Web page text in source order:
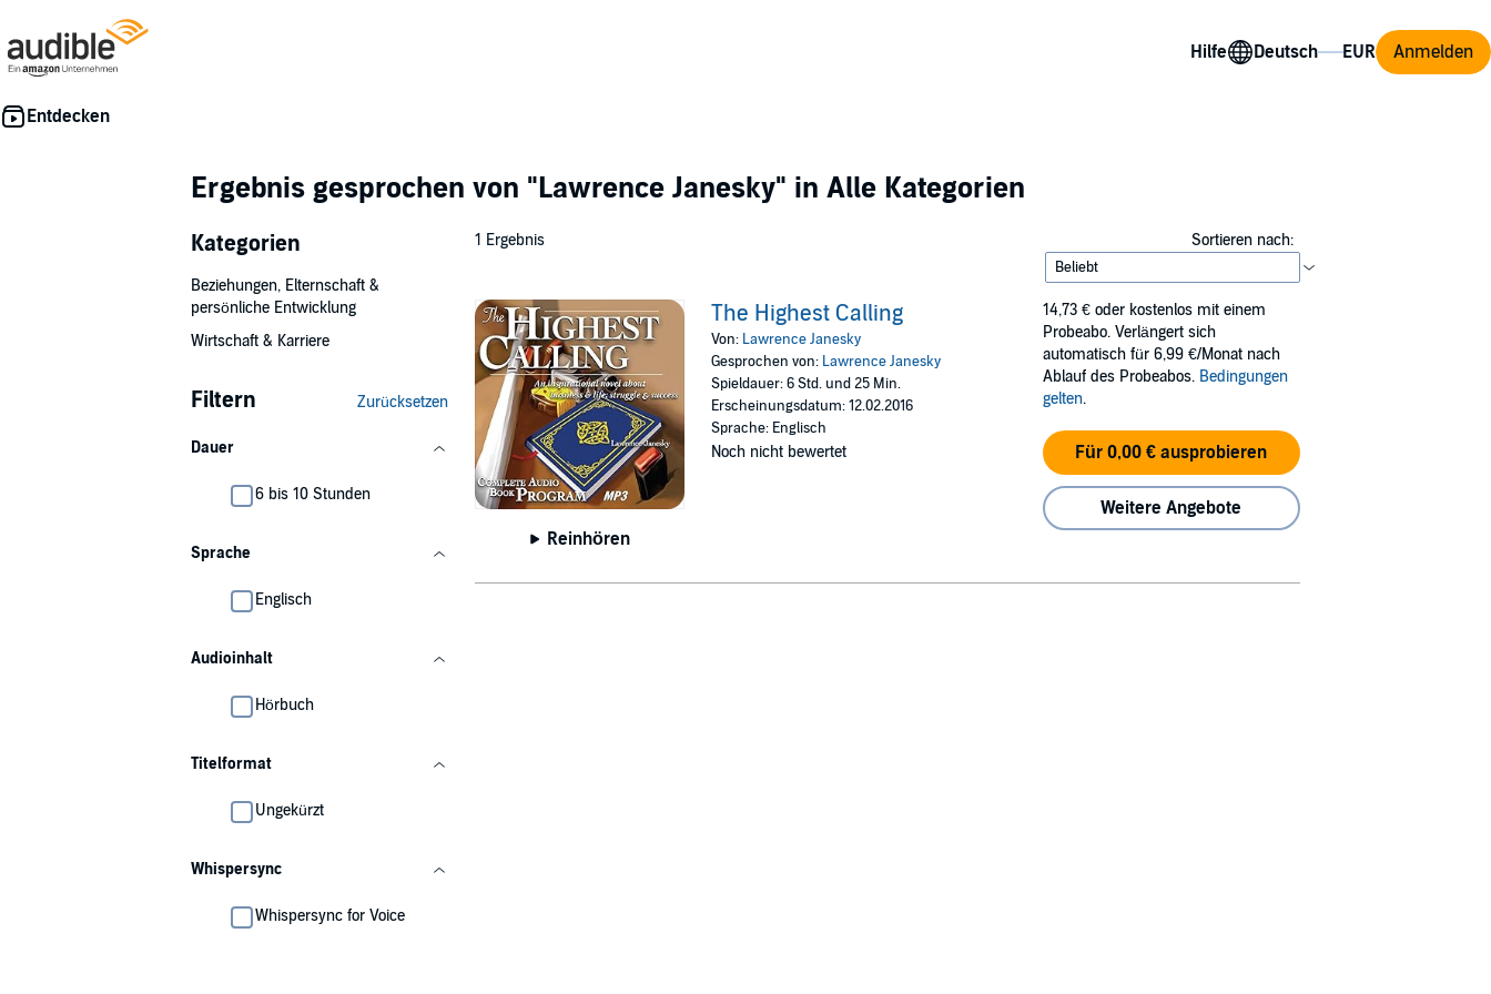
Hilfe Anmelden
Ergebnis gesprochen von "Lawrence Janesky" in Alle Kategorien
Kategorien
Beziehungen, Elternschaft &
persönliche Entwicklung
Wirtschaft & Karriere
Filtern Zurücksetzen
Dauer
6 bis 10 Stunden
Sprache
Englisch
Audioinhalt
Hörbuch
Titelformat
Ungekürzt
Whispersync
Whispersync for Voice
1 Ergebnis Sortieren nach:
Reinhören
The Highest Calling
Von: Lawrence Janesky
Gesprochen von: Lawrence Janesky
Spieldauer: 6 Std. und 25 Min.
Erscheinungsdatum: 12.02.2016
Sprache: Englisch
Noch nicht bewertet
14,73 € oder kostenlos mit einem
Probeabo. Verlängert sich
automatisch für 6,99 €/Monat nach
Ablauf des Probeabos. Bedingungen
gelten.
Für 0,00 € ausprobieren
Weitere Angebote